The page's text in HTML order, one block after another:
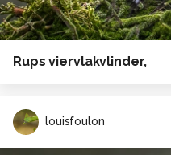
Rups viervlakvlinder,
louisfoulon